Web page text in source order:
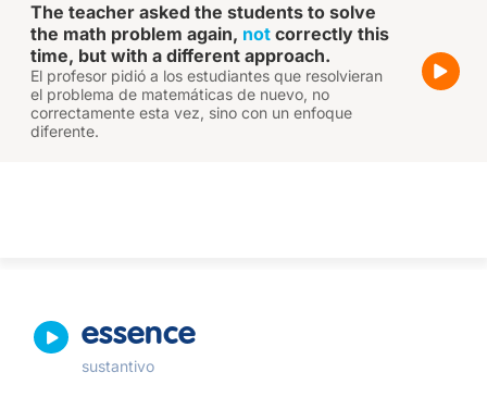
The teacher asked the students to solve
the math problem again, not correctly this
time, but with a different approach.
El profesor pidió a los estudiantes que resolvieran
el problema de matemáticas de nuevo, no
correctamente esta vez, sino con un enfoque
diferente.
essence
sustantivo